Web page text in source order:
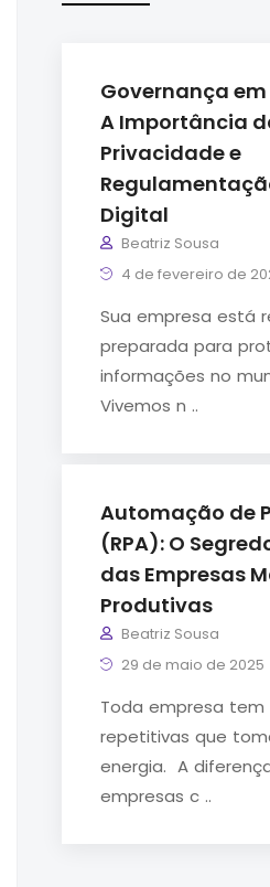
Governança
A Importância
Privacidade e
Digital
Beatriz Sousa
4 de fevereiro de
Sua empresa está
preparada para
informações no
Vivemos n ..
Automação de
(RPA): O
das Empresas
Produtivas
Beatriz Sousa
29 de maio de 2025
Toda empresa
repetitivas que
energia. A
empresas c ..